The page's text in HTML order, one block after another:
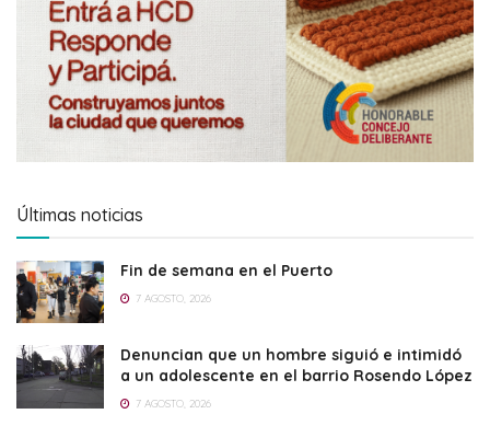
Últimas noticias
Fin de semana en el Puerto
7 AGOSTO, 2026
Denuncian que un hombre siguió e intimidó
a un adolescente en el barrio Rosendo López
7 AGOSTO, 2026